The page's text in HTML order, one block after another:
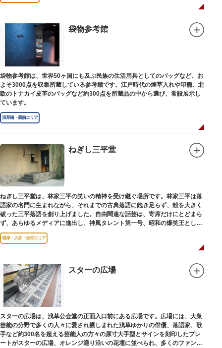
袋物参考館
袋物参考館は、世界50ヶ国にも及ぶ民族の生活用具としてのバッグなど、お
よそ3000点を収集所蔵している参考館です。江戸時代の煙草入れや印籠、北
欧のトナカイ皮革のバッグなど約300点を所蔵品の中から選び、常設展示し
ています。
浅草橋・蔵前エリア
ねぎし三平堂
ねぎし三平堂は、林家三平の笑いの精神を受け継ぐ場所です。林家三平は落
語家の名門に生まれながら、それまでの古典落語に飽き足らず、殻を大きく
破った三平落語を創り上げました。自由闊達な話芸は、寄席だけにとどまら
ず、あらゆるメディアに進出し、神風タレント第一号、昭和の爆笑王とし
て、いつまでも日本人の心に残っています。
根岸・入谷・金杉エリア
スターの広場
スターの広場は、浅草公会堂の正面入口前にある広場です。広場には、大衆
芸能の分野で多くの人々に愛され親しまれた浅草ゆかりの俳優、落語家、歌
手など約300名を超える芸能人の方々の原寸大手型とサインを刻印したプレ
ートがスターの広場、オレンジ通り沿いの花壇に並べられ、多くのファンに